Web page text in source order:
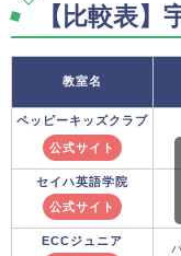
【比較表】
教室名
ペッピーキッズクラブ
公式サイト
セイハ英語学院
公式サイト
ECCジュニア